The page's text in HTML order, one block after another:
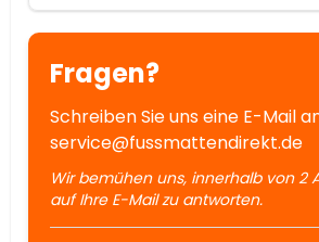
Fragen?
Schreiben Sie uns eine E-Mail
service@fussmattendirekt.de
Wir bemühen uns, innerhalb von 2
auf Ihre E-Mail zu antworten.